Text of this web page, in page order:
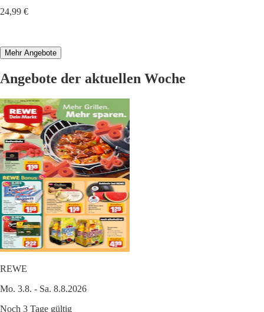
24,99 €
Mehr Angebote
Angebote der aktuellen Woche
REWE
Mo. 3.8. - Sa. 8.8.2026
Noch 3 Tage gültig